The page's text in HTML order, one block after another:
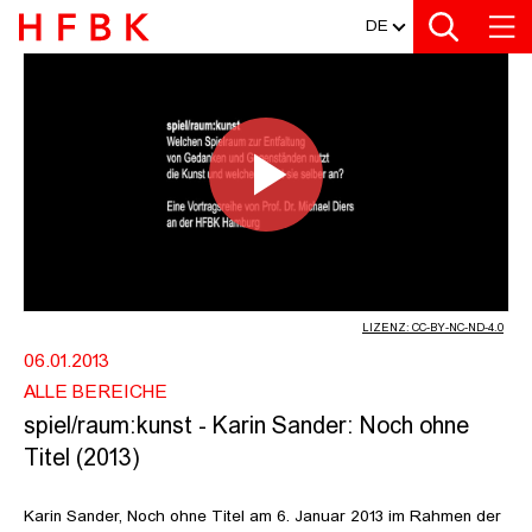
Zur Metanavigation
Zur Hauptnavigation
Zur Suche
Zum Inhalt
Zum Seitenfuss DE
Video
LIZENZ: CC-BY-NC-ND-4.0
06.01.2013
ALLE BEREICHE
spiel/raum:kunst - Karin Sander: Noch ohne
Titel (2013)
Karin Sander, Noch ohne Titel am 6. Januar 2013 im Rahmen der